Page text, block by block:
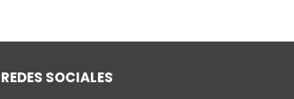
REDES SOCIALES